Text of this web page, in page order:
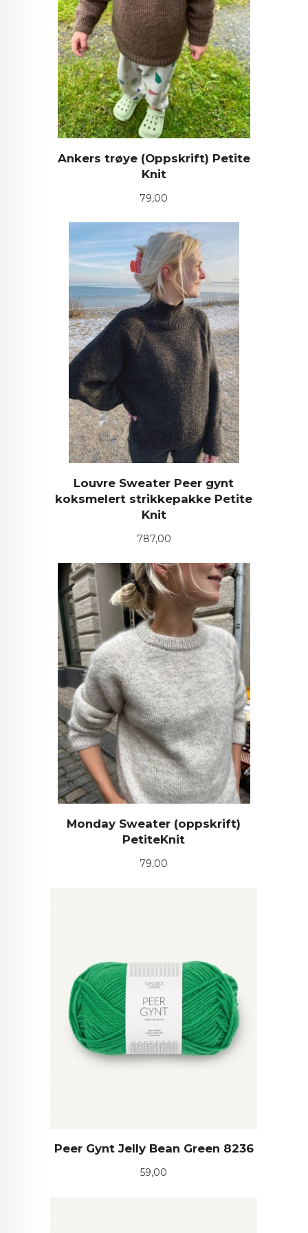
Ankers trøye (Oppskrift) Petite
Knit
Pris
79,00
Louvre Sweater Peer gynt
koksmelert strikkepakke Petite
Knit
Pris
787,00
Monday Sweater (oppskrift)
PetiteKnit
Pris
79,00
Peer Gynt Jelly Bean Green 8236
Pris
59,00